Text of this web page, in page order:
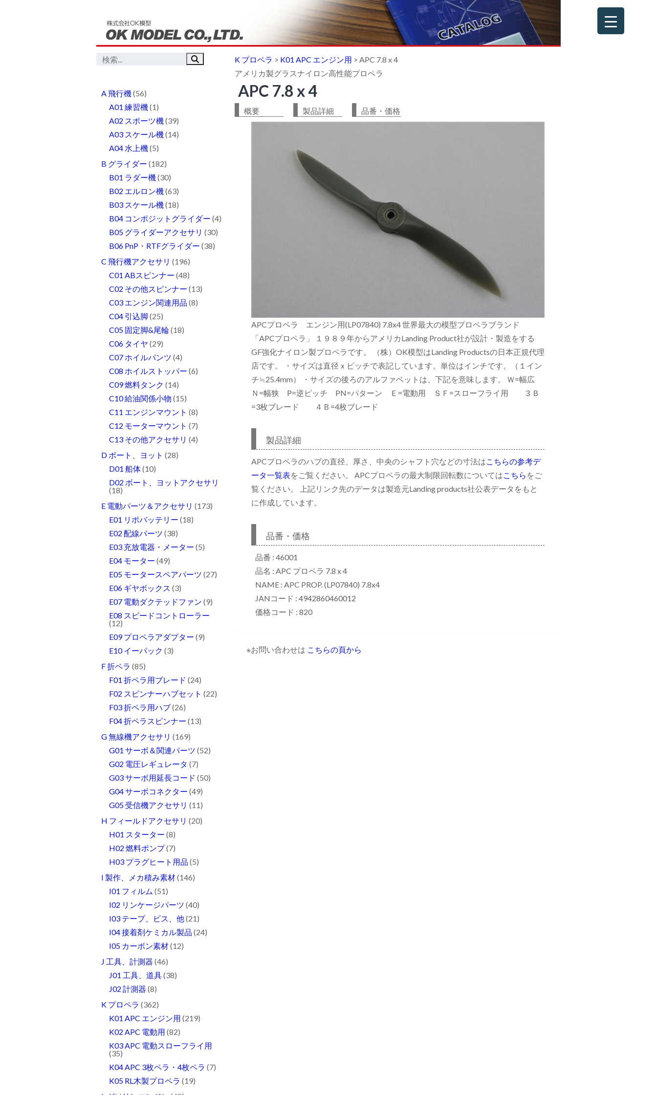
K プロペラ > K01 APC エンジン用 >APC 7.8 x 4
アメリカ製グラスナイロン高性能プロペラ
APC 7.8 x 4
概要 製品詳細 品番・価格
APCプロペラ エンジン用(LP07840) 7.8x4 世界最大の模型プロペラブランド
「APCプロペラ」 １９８９年からアメリカLanding Product社が設計・製造をする
GF強化ナイロン製プロペラです。 （株）OK模型はLanding Productsの日本正規代理
店です。 ・サイズは直径ｘピッチで表記しています。単位はインチです。（１イン
チ≒25.4mm） ・サイズの後ろのアルファベットは、下記を意味します。 Ｗ=幅広
Ｎ=幅狭 P=逆ピッチ PN=パターン Ｅ=電動用 ＳＦ=スローフライ用 ３Ｂ
=3枚ブレード ４Ｂ=4枚ブレード
製品詳細
APCプロペラのハブの直径、厚さ、中央のシャフト穴などの寸法はこちらの参考デ
ータ一覧表をご覧ください。 APCプロペラの最大制限回転数についてはこちら をご
覧ください。 上記リンク先のデータは製造元Landing products社公表データをもと
に作成しています。
品番・価格
品番 : 46001
品名 : APC プロペラ 7.8 x 4
NAME : APC PROP. (LP07840) 7.8x4
JANコード : 4942860460012
価格コード : 820
※お問い合わせは こちらの頁から
A 飛行機(56)
A01 練習機(1)
A02 スポーツ機(39)
A03 スケール機(14)
A04 水上機(5)
B グライダー (182)
B01 ラダー機(30)
B02 エルロン機(63)
B03 スケール機(18)
B04 コンポジットグライダー (4)
B05 グライダーアクセサリ (30)
B06 PnP・RTFグライダー (38)
C 飛行機アクセサリ (196)
C01 ABスピンナー (48)
C02 その他スピンナー (13)
C03 エンジン関連用品 (8)
C04 引込脚 (25)
C05 固定脚&尾輪(18)
C06 タイヤ (29)
C07 ホイルパンツ (4)
C08 ホイルストッパー (6)
C09 燃料タンク (14)
C10 給油関係小物 (15)
C11 エンジンマウント (8)
C12 モーターマウント (7)
C13 その他アクセサリ (4)
D ボート、ヨット (28)
D01 船体(10)
D02 ボート、ヨットアクセサリ
(18)
E 電動パーツ＆アクセサリ (173)
E01 リポバッテリー (18)
E02 配線パーツ (38)
E03 充放電器・メーター (5)
E04 モーター (49)
E05 モータースペアパーツ (27)
E06 ギヤボックス (3)
E07 電動ダクテッドファン (9)
E08 スピードコントローラー
(12)
E09 プロペラアダプター (9)
E10 イーパック (3)
F 折ペラ (85)
F01 折ペラ用ブレード (24)
F02 スピンナーハブセット (22)
F03 折ペラ用ハブ(26)
F04 折ペラスピンナー (13)
G 無線機アクセサリ (169)
G01 サーボ＆関連パーツ (52)
G02 電圧レギュレータ (7)
G03 サーボ用延長コード (50)
G04 サーボコネクター (49)
G05 受信機アクセサリ (11)
H フィールドアクセサリ (20)
H01 スターター (8)
H02 燃料ポンプ(7)
H03 プラグヒート用品 (5)
I 製作、メカ積み素材(146)
I01 フィルム (51)
I02 リンケージパーツ (40)
I03 テープ、ビス、他(21)
I04 接着剤ケミカル製品 (24)
I05 カーボン素材(12)
J 工具、計測器 (46)
J01 工具、道具(38)
J02 計測器 (8)
K プロペラ (362)
K01 APC エンジン用 (219)
K02 APC 電動用 (82)
K03 APC 電動スローフライ用
(35)
K04 APC 3枚ペラ・4枚ペラ (7)
K05 RL木製プロペラ (19)